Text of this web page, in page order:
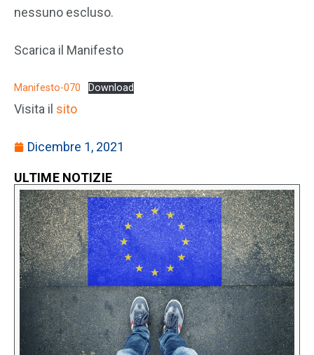
nessuno escluso.
Scarica il Manifesto
Manifesto-070 Download
Visita il sito
Dicembre 1, 2021
ULTIME NOTIZIE